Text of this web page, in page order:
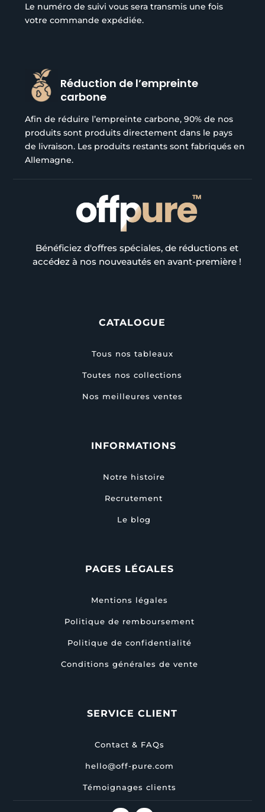
Le numéro de suivi vous sera transmis une fois
votre commande expédiée.
Réduction de l’empreinte
carbone
Afin de réduire l’empreinte carbone, 90% de nos
produits sont produits directement dans le pays
de livraison. Les produits restants sont fabriqués en
Allemagne.
Bénéficiez d'offres spéciales, de réductions et
accédez à nos nouveautés en avant-première !
CATALOGUE
Tous nos tableaux
Toutes nos collections
Nos meilleures ventes
INFORMATIONS
Notre histoire
Recrutement
Le blog
PAGES LÉGALES
Mentions légales
Politique de remboursement
Politique de confidentialité
Conditions générales de vente
SERVICE CLIENT
Contact & FAQs
hello@off-pure.com
Témoignages clients